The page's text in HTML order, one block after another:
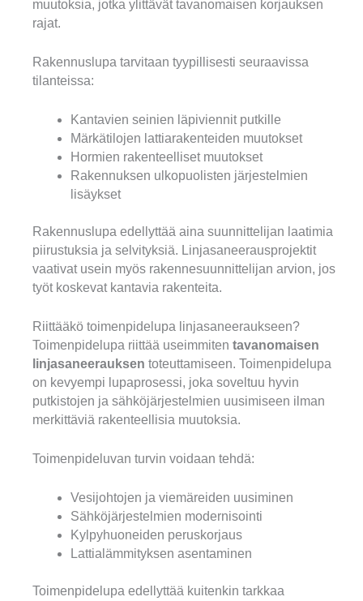
muutoksia, jotka ylittävät tavanomaisen korjauksen
rajat.
Rakennuslupa tarvitaan tyypillisesti seuraavissa
tilanteissa:
Kantavien seinien läpiviennit putkille
Märkätilojen lattiarakenteiden muutokset
Hormien rakenteelliset muutokset
Rakennuksen ulkopuolisten järjestelmien
lisäykset
Rakennuslupa edellyttää aina suunnittelijan laatimia
piirustuksia ja selvityksiä. Linjasaneerausprojektit
vaativat usein myös rakennesuunnittelijan arvion, jos
työt koskevat kantavia rakenteita.
Riittääkö toimenpidelupa linjasaneeraukseen?
Toimenpidelupa riittää useimmiten tavanomaisen
linjasaneerauksen toteuttamiseen. Toimenpidelupa
on kevyempi lupaprosessi, joka soveltuu hyvin
putkistojen ja sähköjärjestelmien uusimiseen ilman
merkittäviä rakenteellisia muutoksia.
Toimenpideluvan turvin voidaan tehdä:
Vesijohtojen ja viemäreiden uusiminen
Sähköjärjestelmien modernisointi
Kylpyhuoneiden peruskorjaus
Lattialämmityksen asentaminen
Toimenpidelupa edellyttää kuitenkin tarkkaa